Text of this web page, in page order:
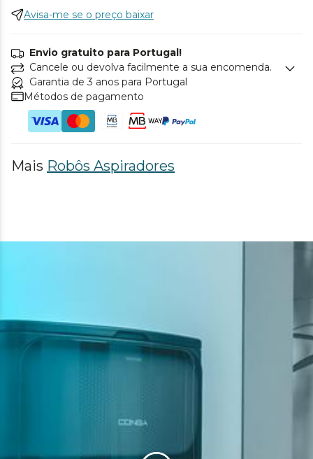
Avisa-me se o preço baixar
Envio gratuito para Portugal!
Cancele ou devolva facilmente a sua encomenda.
Garantia de 3 anos para Portugal
Métodos de pagamento
Mais Robôs Aspiradores